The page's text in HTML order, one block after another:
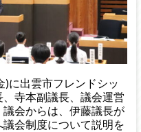
)に出雲市フレンドシッ
寺本副議長、議会運営
会からは、伊藤議長が
会制度について説明を